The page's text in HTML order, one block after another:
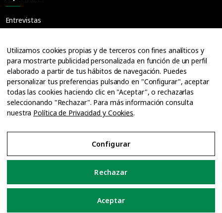
Entrevistas
Cuadernos
Ofertas de empleo
Utilizamos cookies propias y de terceros con fines analíticos y
para mostrarte publicidad personalizada en función de un perfil
elaborado a partir de tus hábitos de navegación. Puedes
personalizar tus preferencias pulsando en "Configurar", aceptar
todas las cookies haciendo clic en "Aceptar", o rechazarlas
seleccionando "Rechazar". Para más información consulta
nuestra Política de Privacidad y Cookies.
Configurar
Rechazar
Aceptar
Aviso Legal
Política de Privacidad y Cookies
Configurar